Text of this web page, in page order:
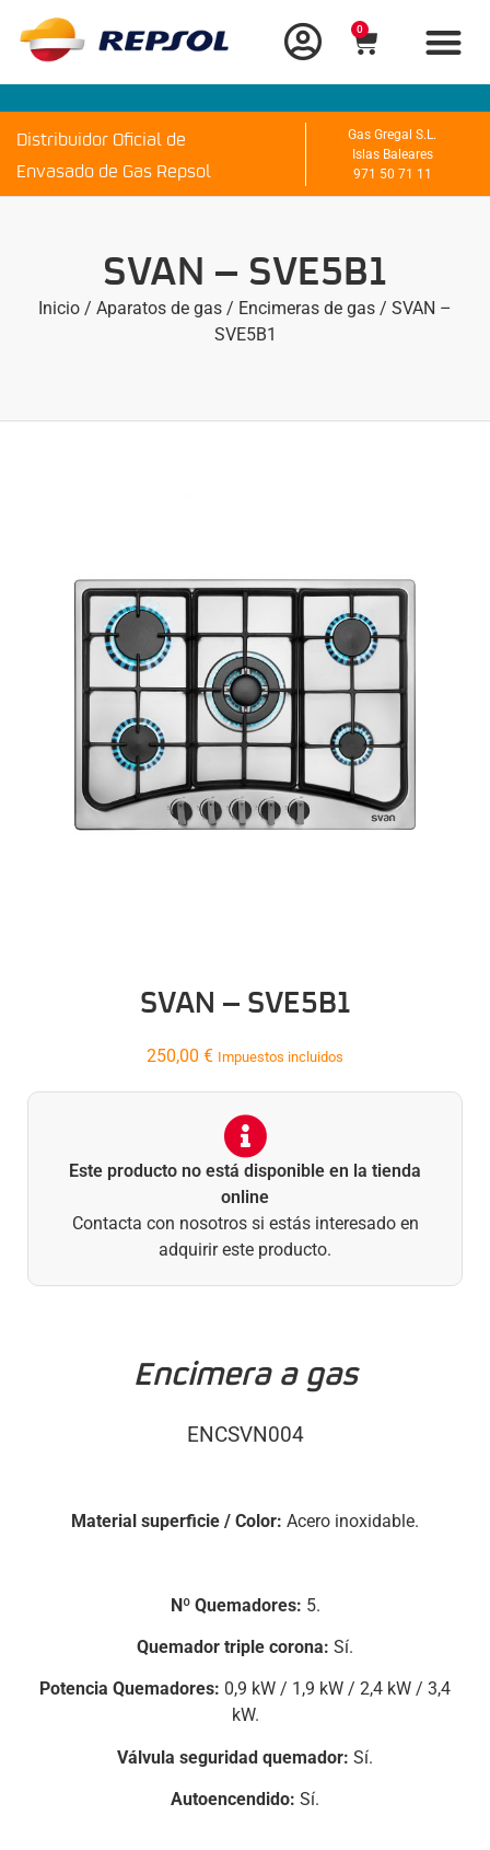
0
Distribuidor Oficial de
Envasado de Gas Repsol
Gas Gregal S.L.
Islas Baleares
971 50 71 11
SVAN – SVE5B1
Inicio / Aparatos de gas / Encimeras de gas / SVAN –
SVE5B1
SVAN – SVE5B1
250,00 € Impuestos incluidos
Este producto no está disponible en la tienda
online
Contacta con nosotros si estás interesado en
adquirir este producto.
Encimera a gas
ENCSVN004
Material superficie / Color: Acero inoxidable.
Nº Quemadores: 5.
Quemador triple corona: Sí.
Potencia Quemadores: 0,9 kW / 1,9 kW / 2,4 kW / 3,4
kW.
Válvula seguridad quemador: Sí.
Autoencendido: Sí.